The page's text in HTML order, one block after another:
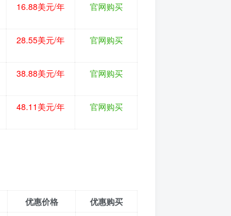
16.88美元/年 官网购买
28.55美元/年 官网购买
38.88美元/年 官网购买
48.11美元/年 官网购买
优惠价格
优惠购买